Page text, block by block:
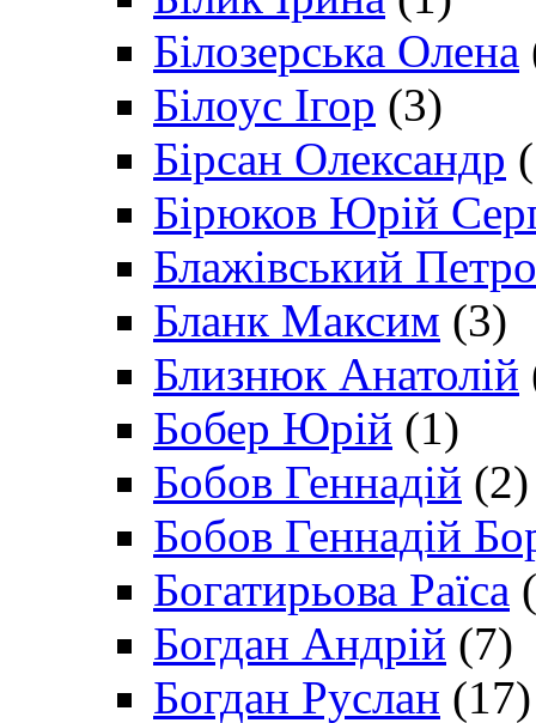
Білозерська Олена
Білоус Ігор (3)
Бірсан Олександр
Бірюков Юрій
Блажівський Петро
Бланк Максим (3)
Близнюк Анатолій
Бобер Юрій (1)
Бобов Геннадій (2)
Бобов Геннадій
Богатирьова Раїса
Богдан Андрій (7)
Богдан Руслан (17)